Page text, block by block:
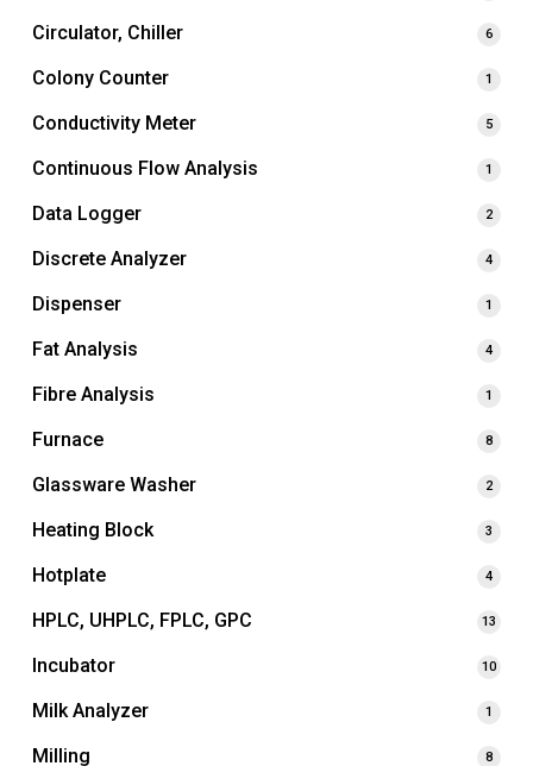
Circulator, Chiller 6
Colony Counter 1
Conductivity Meter 5
Continuous Flow Analysis 1
Data Logger 2
Discrete Analyzer 4
Dispenser 1
Fat Analysis 4
Fibre Analysis 1
Furnace 8
Glassware Washer 2
Heating Block 3
Hotplate 4
HPLC, UHPLC, FPLC, GPC 13
Incubator 10
Milk Analyzer 1
Milling 8